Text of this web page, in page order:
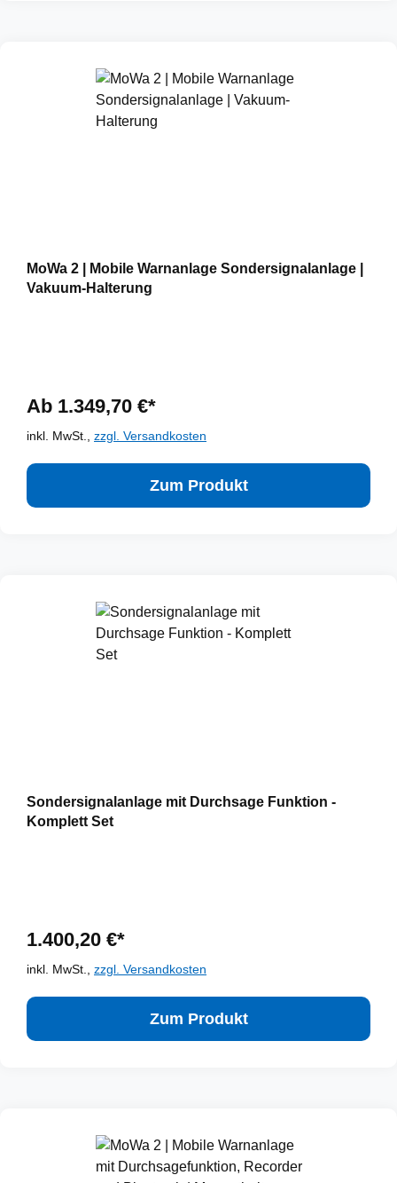
MoWa 2 | Mobile Warnanlage Sondersignalanlage |
Vakuum-Halterung
Ab 1.349,70 €*
inkl. MwSt., zzgl. Versandkosten
Zum Produkt
Sondersignalanlage mit Durchsage Funktion -
Komplett Set
1.400,20 €*
inkl. MwSt., zzgl. Versandkosten
Zum Produkt